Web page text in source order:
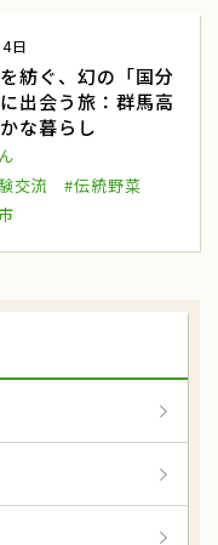
ルシェ
東北
ばりっこ
ばりっこ収穫体験
中キャベツ
直物語
良県天理市
日
紡ぐ、幻の「国分
出会う旅：群馬高
な暮らし
交流
#伝統野菜